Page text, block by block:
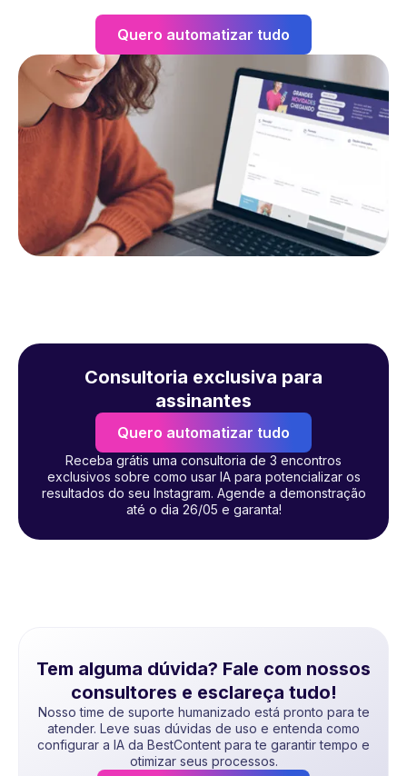
Quero automatizar tudo
Consultoria exclusiva para
assinantes
Quero automatizar tudo
Receba grátis uma consultoria de 3 encontros
exclusivos sobre como usar IA para potencializar os
resultados do seu Instagram. Agende a demonstração
até o dia 26/05 e garanta!
Tem alguma dúvida? Fale com nossos
consultores e esclareça tudo!
Nosso time de suporte humanizado está pronto para te
atender. Leve suas dúvidas de uso e entenda como
configurar a IA da BestContent para te garantir tempo e
otimizar seus processos.